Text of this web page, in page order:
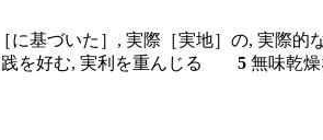
に基づいた］, 実際［実地］の, 実際
践を好む, 実利を重んじる 5 無味乾